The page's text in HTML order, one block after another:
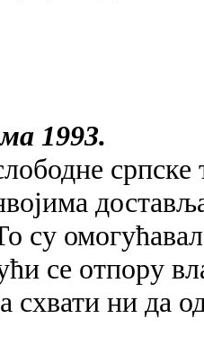
1993.
су
се отпору
схвати ни да